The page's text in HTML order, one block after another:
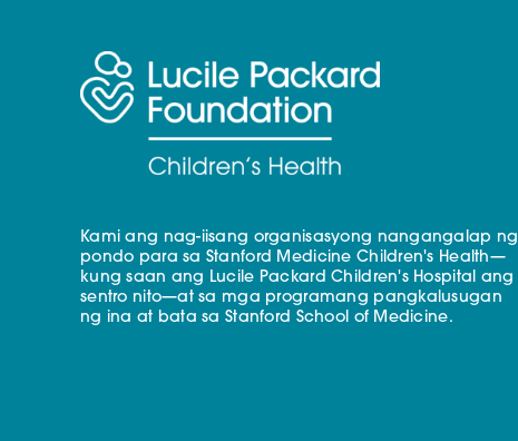
Kami ang nag-iisang organisasyong nangangalap ng
pondo para sa Stanford Medicine Children's Health—
kung saan ang Lucile Packard Children's Hospital ang
sentro nito—at sa mga programang pangkalusugan
ng ina at bata sa Stanford School of Medicine.